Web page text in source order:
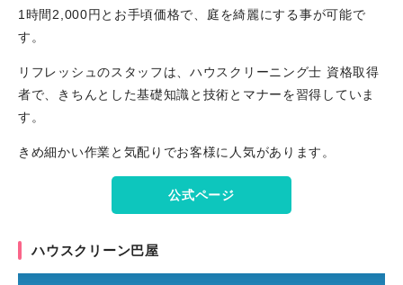
1時間2,000円とお手頃価格で、庭を綺麗にする事が可能で
す。
リフレッシュのスタッフは、ハウスクリーニング士 資格取得
者で、きちんとした基礎知識と技術とマナーを習得していま
す。
きめ細かい作業と気配りでお客様に人気があります。
公式ページ
ハウスクリーン巴屋